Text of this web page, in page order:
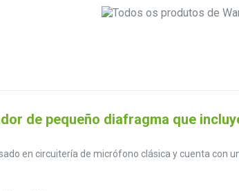
de pequeño diafragma que
en circuitería de micrófono clásica y cuenta con